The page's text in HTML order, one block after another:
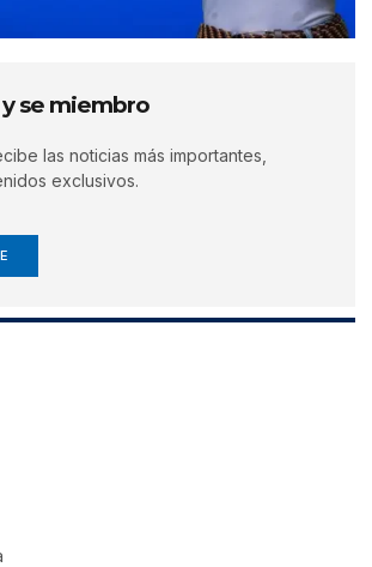
se miembro
las noticias más importantes,
exclusivos.